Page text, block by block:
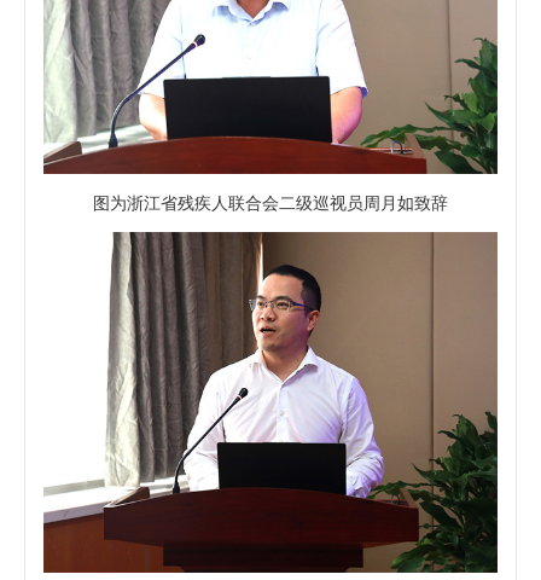
图为浙江省残疾人联合会二级巡视员周月如致辞